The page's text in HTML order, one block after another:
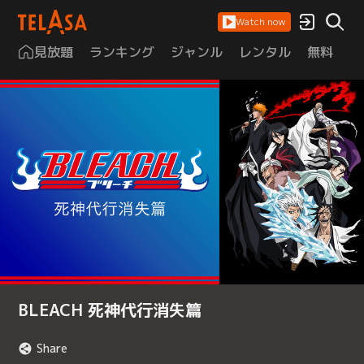
Watch now
見放題 ランキング ジャンル レンタル 無料
BLEACH 死神代行消失篇
Share